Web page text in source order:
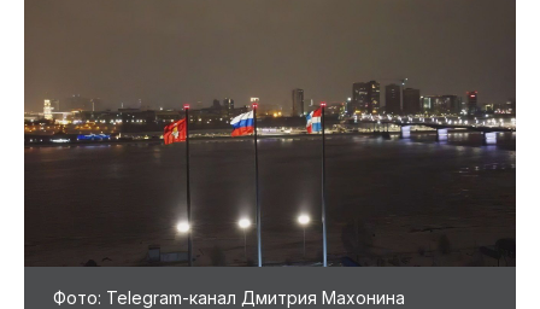
Фото: Telegram-канал Дмитрия Махонина